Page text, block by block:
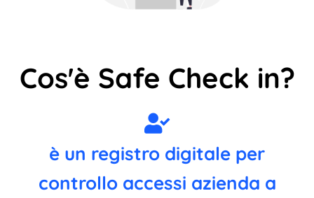
Cos'è Safe Check in?
è un registro digitale per
controllo accessi azienda a